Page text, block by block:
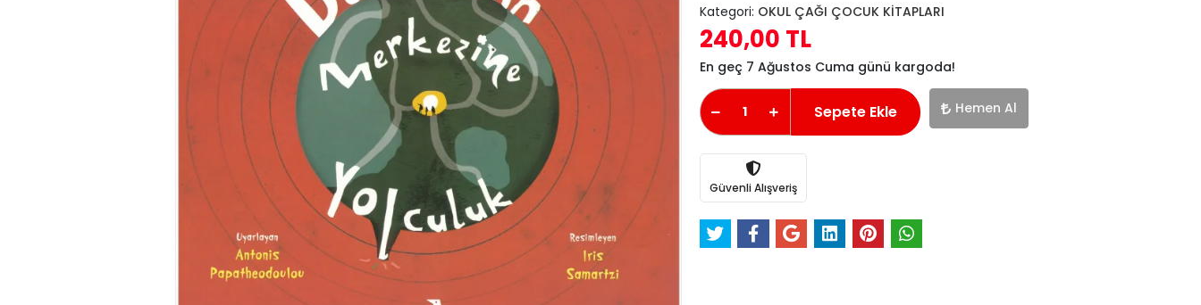
Kategori: OKUL ÇAĞI ÇOCUK KİTAPLARI
240,00 TL
En geç 7 Ağustos Cuma günü kargoda!
Sepete Ekle Hemen Al
Güvenli Alışveriş